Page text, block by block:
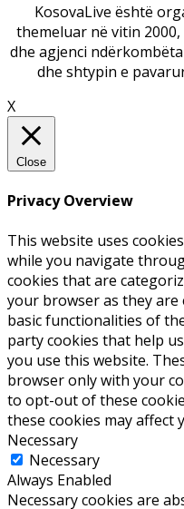
KosovaLive është
themeluar në vitin
dhe agjenci
dhe shtypin e
X
Close
Privacy Overview
This website uses
while you navigate
cookies that are
your browser as they
basic functionalities of
party cookies that help
you use this website.
browser only with your
to opt-out of these
these cookies may affect
Necessary
Necessary
Always Enabled
Necessary cookies are